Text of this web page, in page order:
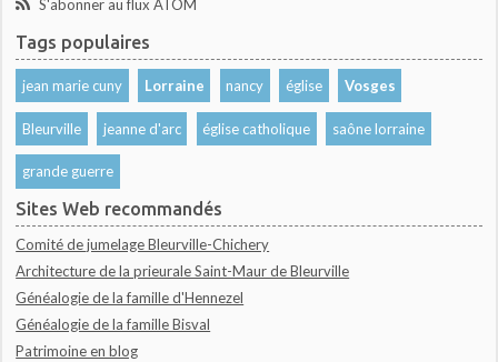
S'abonner au flux ATOM
Tags populaires
jean marie cuny Lorraine nancy église Vosges
Bleurville jeanne d'arc église catholique saône lorraine
grande guerre
Sites Web recommandés
Comité de jumelage Bleurville-Chichery
Architecture de la prieurale Saint-Maur de Bleurville
Généalogie de la famille d'Hennezel
Généalogie de la famille Bisval
Patrimoine en blog